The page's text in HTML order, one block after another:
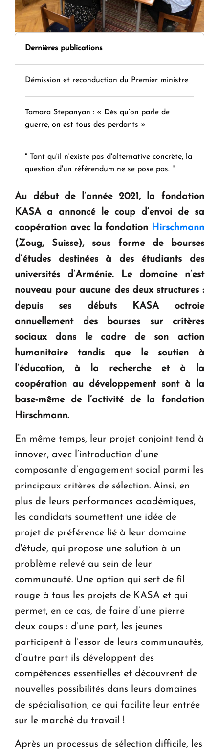
Dernières publications
Démission et reconduction du Premier ministre
Tamara Stepanyan : « Dès qu’on parle de
guerre, on est tous des perdants »
" Tant qu'il n'existe pas d'alternative concrète, la
question d'un référendum ne se pose pas. "
KASA : 30 ans d'audace, de résilience et d'avenir
en Arménie
Le premier hôtel Hyatt Regency d'Arménie
ouvrira ses portes à Dilijan
Au début de l’année 2021, la fondation
KASA a annoncé le coup d’envoi de sa
coopération avec la fondation Hirschmann
(Zoug, Suisse), sous forme de bourses
d’études destinées à des étudiants des
universités d’Arménie. Le domaine n’est
nouveau pour aucune des deux structures :
depuis ses débuts KASA octroie
annuellement des bourses sur critères
sociaux dans le cadre de son action
humanitaire tandis que le soutien à
l’éducation, à la recherche et à la
coopération au développement sont à la
base-même de l’activité de la fondation
Hirschmann.
En même temps, leur projet conjoint tend à
innover, avec l’introduction d’une
composante d’engagement social parmi les
principaux critères de sélection. Ainsi, en
plus de leurs performances académiques,
les candidats soumettent une idée de
projet de préférence lié à leur domaine
d'étude, qui propose une solution à un
problème relevé au sein de leur
communauté. Une option qui sert de fil
rouge à tous les projets de KASA et qui
permet, en ce cas, de faire d’une pierre
deux coups : d’une part, les jeunes
participent à l’essor de leurs communautés,
d’autre part ils développent des
compétences essentielles et découvrent de
nouvelles possibilités dans leurs domaines
de spécialisation, ce qui facilite leur entrée
sur le marché du travail !
Après un processus de sélection difficile, les